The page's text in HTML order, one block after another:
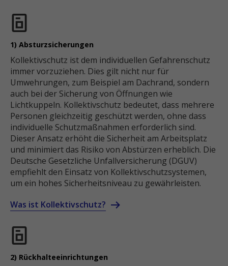
1) Absturzsicherungen
Kollektivschutz ist dem individuellen Gefahrenschutz
immer vorzuziehen. Dies gilt nicht nur für
Umwehrungen, zum Beispiel am Dachrand, sondern
auch bei der Sicherung von Öffnungen wie
Lichtkuppeln. Kollektivschutz bedeutet, dass mehrere
Personen gleichzeitig geschützt werden, ohne dass
individuelle Schutzmaßnahmen erforderlich sind.
Dieser Ansatz erhöht die Sicherheit am Arbeitsplatz
und minimiert das Risiko von Abstürzen erheblich. Die
Deutsche Gesetzliche Unfallversicherung (DGUV)
empfiehlt den Einsatz von Kollektivschutzsystemen,
um ein hohes Sicherheitsniveau zu gewährleisten.
Was ist Kollektivschutz?
2) Rückhalteeinrichtungen